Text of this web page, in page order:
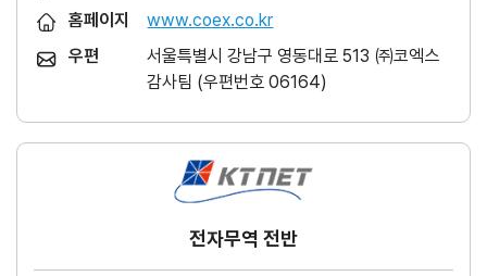
홈페이지
www.coex.co.kr
우편
서울특별시 강남구 영동대로 513 ㈜코엑스
감사팀 (우편번호 06164)
전자무역 전반